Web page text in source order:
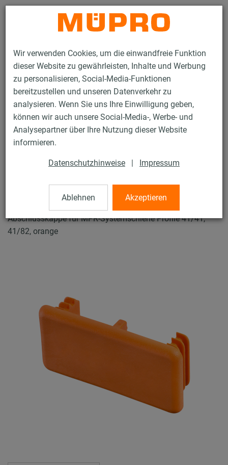
Wir verwenden Cookies, um die einwandfreie Funktion
dieser Website zu gewährleisten, Inhalte und Werbung
zu personalisieren, Social-Media-Funktionen
bereitzustellen und unseren Datenverkehr zu
analysieren. Wenn Sie uns Ihre Einwilligung geben,
können wir auch unsere Social-Media-, Werbe- und
Analysepartner über Ihre Nutzung dieser Website
informieren.
Datenschutzhinweise | Impressum
Ablehnen Akzeptieren
Kontakt
Produkte Befestigungstechnik
Lüftungsbefestigung
Feuerverzinkte Produkte für die Lüftungsbefestigung
MPR-Abschlusskappen
MPR-Abschlusskappen
Abschlusskappe für MPR-Systemschiene Profile 41/41,
41/82, orange